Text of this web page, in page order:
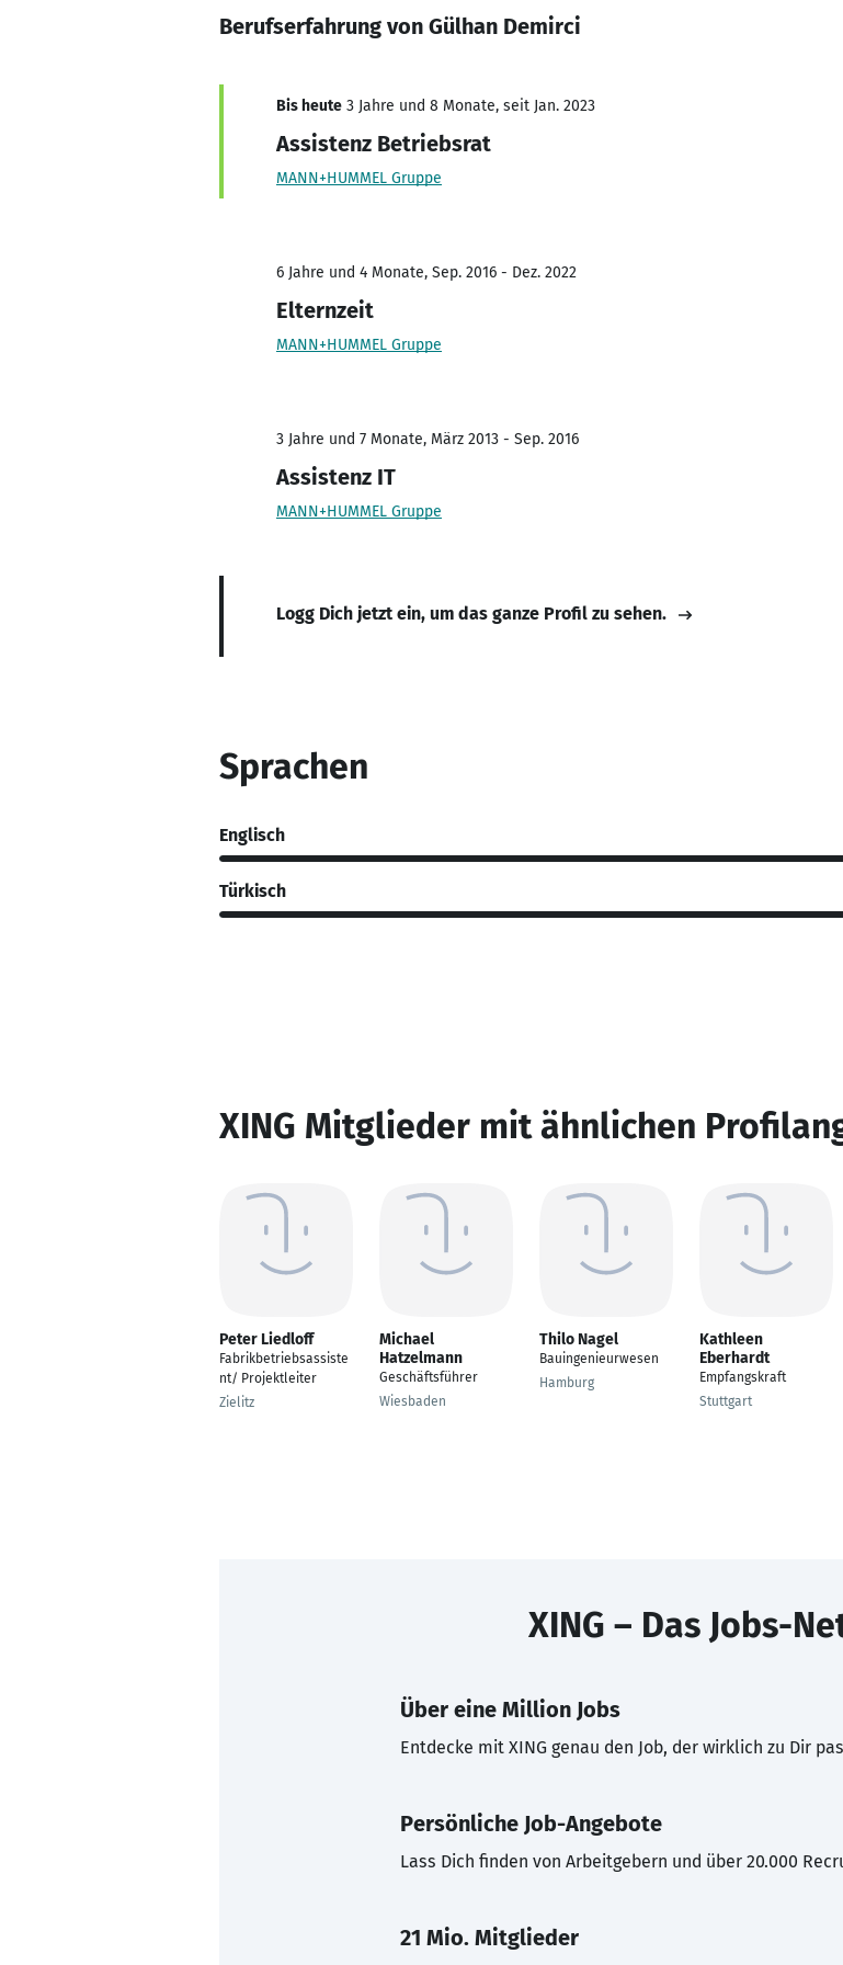
Berufserfahrung von Gülhan Demirci
Bis heute 3 Jahre und 8 Monate, seit Jan. 2023
Assistenz Betriebsrat
MANN+HUMMEL Gruppe
6 Jahre und 4 Monate, Sep. 2016 - Dez. 2022
Elternzeit
MANN+HUMMEL Gruppe
3 Jahre und 7 Monate, März 2013 - Sep. 2016
Assistenz IT
MANN+HUMMEL Gruppe
Logg Dich jetzt ein, um das ganze Profil zu sehen.
Sprachen
Englisch
Türkisch
XING Mitglieder mit ähnlichen
Peter Liedloff
Fabrikbetriebsassiste
nt/ Projektleiter
Zielitz
Michael
Hatzelmann
Geschäftsführer
Wiesbaden
Thilo Nagel
Bauingenieurwesen
Hamburg
Kathleen
Eberhardt
Empfangskraft
Stuttgart
XING – Das Jobs-
Über eine Million Jobs
Entdecke mit XING genau den Job, der wirklich zu Dir
Persönliche Job-Angebote
Lass Dich finden von Arbeitgebern und über 20.000
21 Mio. Mitglieder